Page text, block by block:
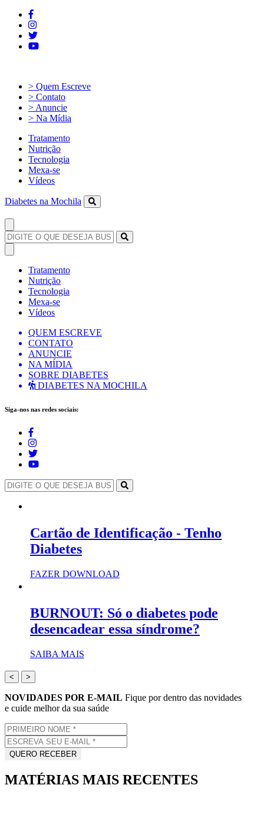
> Quem Escreve
> Contato
> Anuncie
> Na Mídia
Tratamento
Nutrição
Tecnologia
Mexa-se
Vídeos
Diabetes na Mochila
Tratamento
Nutrição
Tecnologia
Mexa-se
Vídeos
QUEM ESCREVE
CONTATO
ANUNCIE
NA MÍDIA
SOBRE DIABETES
DIABETES NA MOCHILA
Siga-nos nas redes sociais:
Cartão de Identificação - Tenho
Diabetes
FAZER DOWNLOAD
BURNOUT: Só o diabetes pode
desencadear essa síndrome?
SAIBA MAIS
< >
NOVIDADES POR E-MAIL Fique por dentro das novidades
e cuide melhor da sua saúde
MATÉRIAS MAIS RECENTES